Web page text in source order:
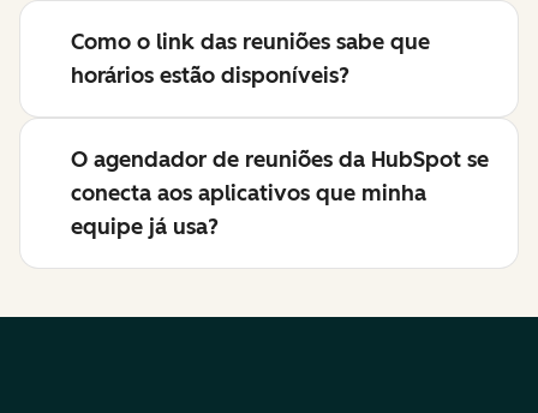
Como o link das reuniões sabe que
horários estão disponíveis?
O agendador de reuniões da HubSpot se
conecta aos aplicativos que minha
equipe já usa?